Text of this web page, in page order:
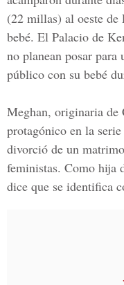
(22 millas) al oeste de
bebé. El Palacio de
no planean posar
público con su bebé
Meghan, originaria
protagónico en la
divorció de un
feministas. Como hija
dice que se identifica